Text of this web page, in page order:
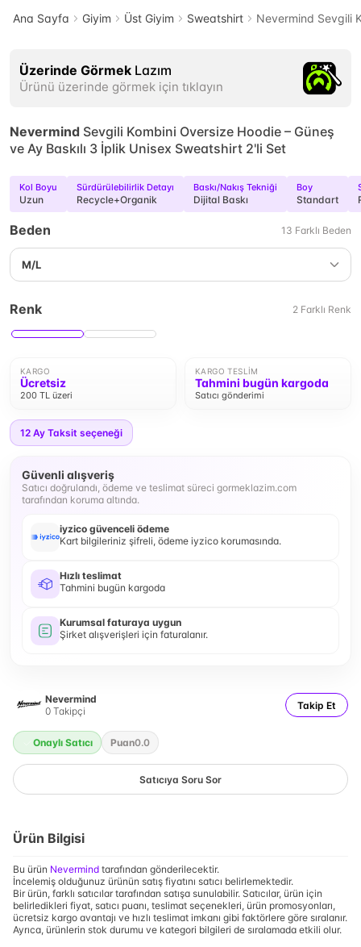
Ana Sayfa Giyim Üst Giyim Sweatshirt Nevermind Sevgili
Üzerinde Görmek Lazım
Ürünü üzerinde görmek için tıklayın
Nevermind Sevgili Kombini Oversize Hoodie – Güneş
ve Ay Baskılı 3 İplik Unisex Sweatshirt 2'li Set
Kol Boyu
Uzun
Sürdürülebilirlik Detayı
Recycle+Organik
Baskı/Nakış Tekniği
Dijital Baskı
Boy
Standart
Beden 13 Farklı Beden
M/L
Renk 2 Farklı Renk
KARGO
Ücretsiz
200 TL üzeri
KARGO TESLIM
Tahmini bugün kargoda
Satıcı gönderimi
12 Ay Taksit seçeneği
Güvenli alışveriş
Satıcı doğrulandı, ödeme ve teslimat süreci gormeklazim.com
tarafından koruma altında.
iyzico güvenceli ödeme
Kart bilgileriniz şifreli, ödeme iyzico korumasında.
Hızlı teslimat
Tahmini bugün kargoda
Kurumsal faturaya uygun
Şirket alışverişleri için faturalanır.
Nevermind
0 Takipçi Takip Et
Onaylı Satıcı Puan0.0
Satıcıya Soru Sor
Ürün Bilgisi
Bu ürün Nevermind tarafından gönderilecektir.
İncelemiş olduğunuz ürünün satış fiyatını satıcı belirlemektedir.
Bir ürün, farklı satıcılar tarafından satışa sunulabilir. Satıcılar, ürün için
belirledikleri fiyat, satıcı puanı, teslimat seçenekleri, ürün promosyonları,
ücretsiz kargo avantajı ve hızlı teslimat imkanı gibi faktörlere göre sıralanır.
Ayrıca, ürünlerin stok durumu ve kategori bilgileri de sıralamada etkili olur.